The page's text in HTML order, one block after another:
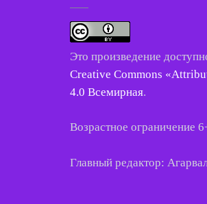
Это произведение
Creative Commons
4.0 Всемирная.
Возрастное ограничение
Главный редактор: